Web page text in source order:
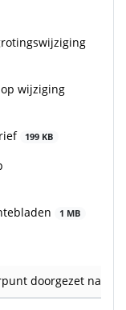
wijziging
199 KB
1 MB
doorgezet naar